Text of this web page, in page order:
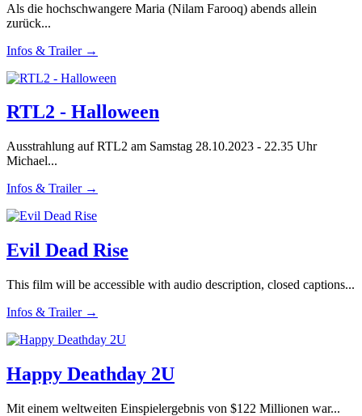
Als die hochschwangere Maria (Nilam Farooq) abends allein
zurück...
Infos & Trailer →
RTL2 - Halloween
Ausstrahlung auf RTL2 am Samstag 28.10.2023 - 22.35 Uhr
Michael...
Infos & Trailer →
Evil Dead Rise
This film will be accessible with audio description, closed captions...
Infos & Trailer →
Happy Deathday 2U
Mit einem weltweiten Einspielergebnis von $122 Millionen war...